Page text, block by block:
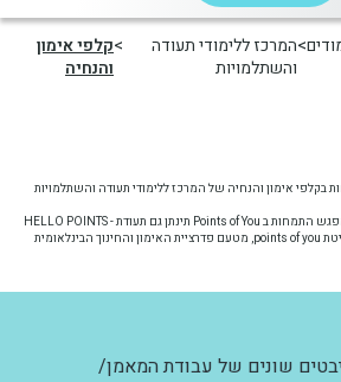
המרכז ללימודי תעודה
והשתלמויות
קלפי אימון
והנחיה
בקלפי אימון והנחיה של המרכז ללימודי תעודה והשתלמויות
למשלימים מפגש התמחות ב Points of You תינתן גם תעודת - HELLO POINTS
L1 אימון בשיטת points of you, מטעם פדרציית האימון והחינוך הבינלאומית
שונים של עבודת המאמן/